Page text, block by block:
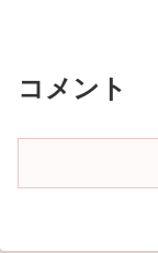
コメント